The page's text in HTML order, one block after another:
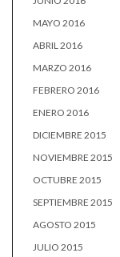
MAYO 2016
ABRIL 2016
MARZO 2016
FEBRERO 2016
ENERO 2016
DICIEMBRE 2015
NOVIEMBRE 2015
OCTUBRE 2015
SEPTIEMBRE 2015
AGOSTO 2015
JULIO 2015